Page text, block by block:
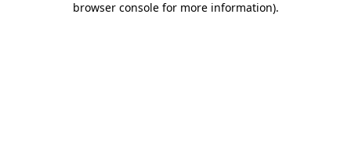
browser console for more information).